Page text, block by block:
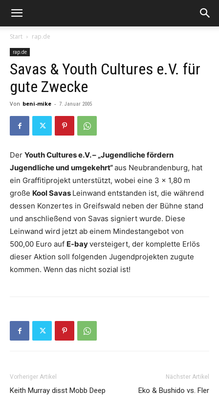
Start rap.de
rap.de
Savas & Youth Cultures e.V. für
gute Zwecke
Von beni-mike - 7. Januar 2005
Der Youth Cultures e.V. – „Jugendliche fördern
Jugendliche und umgekehrt“aus Neubrandenburg, hat
ein Graffitiprojekt unterstützt, wobei eine 3 x 1,80 m
große Kool Savas Leinwand entstanden ist, die während
dessen Konzertes in Greifswald neben der Bühne stand
und anschließend von Savas signiert wurde. Diese
Leinwand wird jetzt ab einem Mindestangebot von
500,00 Euro auf E-bayversteigert, der komplette Erlös
dieser Aktion soll folgenden Jugendprojekten zugute
kommen. Wenn das nicht sozial ist!
Vorheriger Artikel
Keith Murray disst Mobb Deep
Nächster Artikel
Eko & Bushido vs. Fler